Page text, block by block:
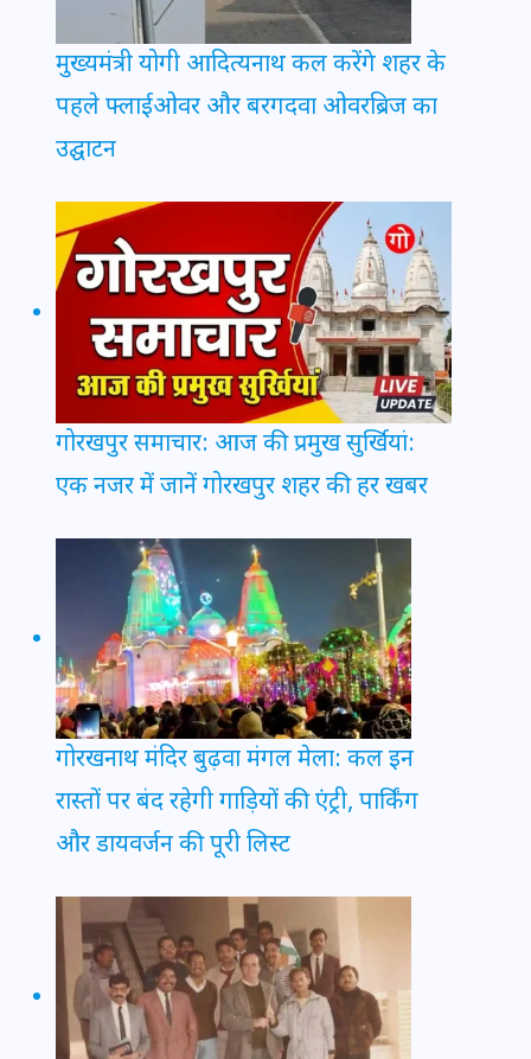
मुख्यमंत्री योगी आदित्यनाथ कल करेंगे शहर के
पहले फ्लाईओवर और बरगदवा ओवरब्रिज का
उद्घाटन
गोरखपुर समाचार: आज की प्रमुख सुर्खियां:
एक नजर में जानें गोरखपुर शहर की हर खबर
गोरखनाथ मंदिर बुढ़वा मंगल मेला: कल इन
रास्तों पर बंद रहेगी गाड़ियों की एंट्री, पार्किंग
और डायवर्जन की पूरी लिस्ट